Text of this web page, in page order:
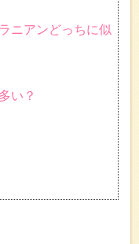
ニアンどっちに似
い？